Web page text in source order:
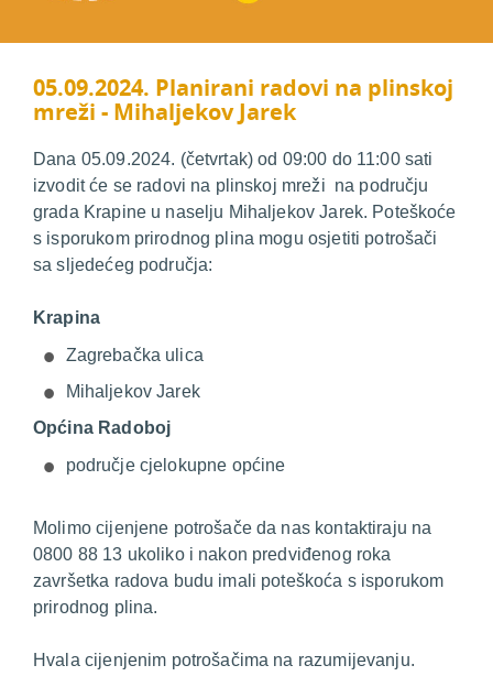
05.09.2024. Planirani radovi na plinskoj
mreži - Mihaljekov Jarek
Dana 05.09.2024. (četvrtak) od 09:00 do 11:00 sati
izvodit će se radovi na plinskoj mreži na području
grada Krapine u naselju Mihaljekov Jarek. Poteškoće
s isporukom prirodnog plina mogu osjetiti potrošači
sa sljedećeg područja:
Krapina
Zagrebačka ulica
Mihaljekov Jarek
Općina Radoboj
područje cjelokupne općine
Molimo cijenjene potrošače da nas kontaktiraju na
0800 88 13 ukoliko i nakon predviđenog roka
završetka radova budu imali poteškoća s isporukom
prirodnog plina.
Hvala cijenjenim potrošačima na razumijevanju.